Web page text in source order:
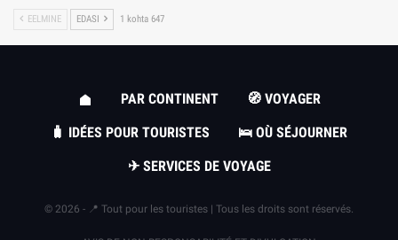
EELMINE EDASI 1 kohta 647
PAR CONTINENT
🧭 VOYAGER
🧳 IDÉES POUR TOURISTES
🛌 OÙ SÉJOURNER
✈ SERVICES DE VOYAGE
© 2026 - 📍 Tout pour les touristes | Tous les droits sont réservés.